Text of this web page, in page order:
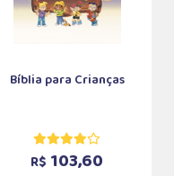
Bíblia para Crianças
R$ 103,60